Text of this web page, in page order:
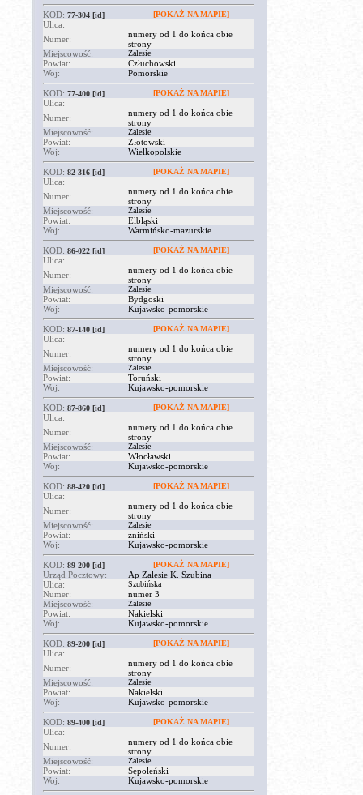
KOD: 77-304 [id] [POKAŻ NA MAPIE]
Ulica:
Numer:
numery od 1 do końca obie
strony
Miejscowość:
Zalesie
Powiat:
Człuchowski
Woj:
Pomorskie
KOD: 77-400 [id] [POKAŻ NA MAPIE]
Ulica:
Numer:
numery od 1 do końca obie
strony
Miejscowość:
Zalesie
Powiat:
Złotowski
Woj:
Wielkopolskie
KOD: 82-316 [id] [POKAŻ NA MAPIE]
Ulica:
Numer:
numery od 1 do końca obie
strony
Miejscowość:
Zalesie
Powiat:
Elbląski
Woj:
Warmińsko-mazurskie
KOD: 86-022 [id] [POKAŻ NA MAPIE]
Ulica:
Numer:
numery od 1 do końca obie
strony
Miejscowość:
Zalesie
Powiat:
Bydgoski
Woj:
Kujawsko-pomorskie
KOD: 87-140 [id] [POKAŻ NA MAPIE]
Ulica:
Numer:
numery od 1 do końca obie
strony
Miejscowość:
Zalesie
Powiat:
Toruński
Woj:
Kujawsko-pomorskie
KOD: 87-860 [id] [POKAŻ NA MAPIE]
Ulica:
Numer:
numery od 1 do końca obie
strony
Miejscowość:
Zalesie
Powiat:
Włocławski
Woj:
Kujawsko-pomorskie
KOD: 88-420 [id] [POKAŻ NA MAPIE]
Ulica:
Numer:
numery od 1 do końca obie
strony
Miejscowość:
Zalesie
Powiat:
żniński
Woj:
Kujawsko-pomorskie
KOD: 89-200 [id] [POKAŻ NA MAPIE]
Urząd Pocztowy:
Ap Zalesie K. Szubina
Ulica:
Szubińska
Numer:
numer 3
Miejscowość:
Zalesie
Powiat:
Nakielski
Woj:
Kujawsko-pomorskie
KOD: 89-200 [id] [POKAŻ NA MAPIE]
Ulica:
Numer:
numery od 1 do końca obie
strony
Miejscowość:
Zalesie
Powiat:
Nakielski
Woj:
Kujawsko-pomorskie
KOD: 89-400 [id] [POKAŻ NA MAPIE]
Ulica:
Numer:
numery od 1 do końca obie
strony
Miejscowość:
Zalesie
Powiat:
Sępoleński
Woj:
Kujawsko-pomorskie